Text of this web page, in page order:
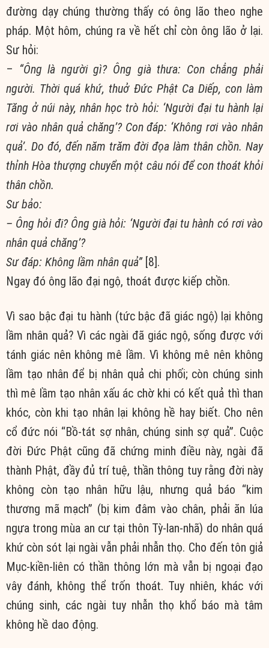
đường dạy chúng thường thấy có ông lão theo nghe
pháp. Một hôm, chúng ra về hết chỉ còn ông lão ở lại.
Sư hỏi:
– “Ông là người gì? Ông già thưa: Con chẳng phải
người. Thời quá khứ, thuở Đức Phật Ca Diếp, con làm
Tăng ở núi này, nhân học trò hỏi: ‘Người đại tu hành lại
rơi vào nhân quả chăng’? Con đáp: ‘Không rơi vào nhân
quả’. Do đó, đến năm trăm đời đọa làm thân chồn. Nay
thỉnh Hòa thượng chuyển một câu nói để con thoát khỏi
thân chồn.
Sư bảo:
– Ông hỏi đi? Ông già hỏi: ‘Người đại tu hành có rơi vào
nhân quả chăng’?
Sư đáp: Không lầm nhân quả”[8].
Ngay đó ông lão đại ngộ, thoát được kiếp chồn.
Vì sao bậc đại tu hành (tức bậc đã giác ngộ) lại không
lầm nhân quả? Vì các ngài đã giác ngộ, sống được với
tánh giác nên không mê lầm. Vì không mê nên không
lầm tạo nhân để bị nhân quả chi phối; còn chúng sinh
thì mê lầm tạo nhân xấu ác chờ khi có kết quả thì than
khóc, còn khi tạo nhân lại không hề hay biết. Cho nên
cổ đức nói “Bồ-tát sợ nhân, chúng sinh sợ quả”. Cuộc
đời Đức Phật cũng đã chứng minh điều này, ngài đã
thành Phật, đầy đủ trí tuệ, thần thông tuy rằng đời này
không còn tạo nhân hữu lậu, nhưng quả báo “kim
thương mã mạch” (bị kim đâm vào chân, phải ăn lúa
ngựa trong mùa an cư tại thôn Tỳ-lan-nhã) do nhân quá
khứ còn sót lại ngài vẫn phải nhẫn thọ. Cho đến tôn giả
Mục-kiền-liên có thần thông lớn mà vẫn bị ngoại đạo
vây đánh, không thể trốn thoát. Tuy nhiên, khác với
chúng sinh, các ngài tuy nhẫn thọ khổ báo mà tâm
không hề dao động.